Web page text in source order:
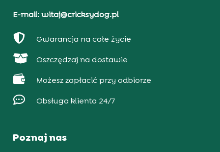
E-mail: witaj@cricksydog.pl
 Gwarancja na całe życie
 Oszczędzaj na dostawie
 Możesz zapłacić przy odbiorze
 Obsługa klienta 24/7
Poznaj nas